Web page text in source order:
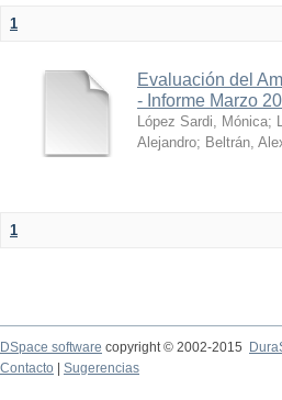
1
Evaluación del
- Informe Marzo
López Sardi, Mónica;
Alejandro; Beltrán,
1
DSpace software copyright © 2002-2015
Contacto
Sugerencias